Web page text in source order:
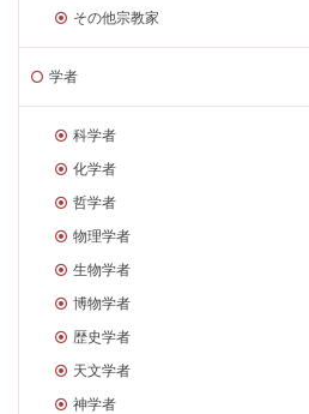
その他宗教家
学者
科学者
化学者
哲学者
物理学者
生物学者
博物学者
歴史学者
天文学者
神学者